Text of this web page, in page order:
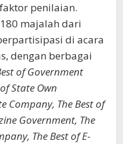
penilaian.
majalah dari
di acara
dengan berbagai
of Government
State Own
Company, The Best of
Government, The
The Best of E-